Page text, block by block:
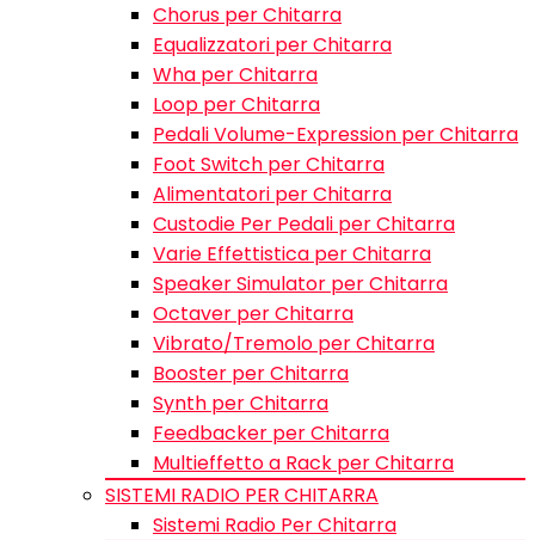
Chorus per Chitarra
Equalizzatori per Chitarra
Wha per Chitarra
Loop per Chitarra
Pedali Volume-Expression per Chitarra
Foot Switch per Chitarra
Alimentatori per Chitarra
Custodie Per Pedali per Chitarra
Varie Effettistica per Chitarra
Speaker Simulator per Chitarra
Octaver per Chitarra
Vibrato/Tremolo per Chitarra
Booster per Chitarra
Synth per Chitarra
Feedbacker per Chitarra
Multieffetto a Rack per Chitarra
SISTEMI RADIO PER CHITARRA
Sistemi Radio Per Chitarra